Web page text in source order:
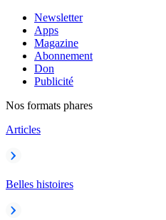
Newsletter
Apps
Magazine
Abonnement
Don
Publicité
Nos formats phares
Articles
Belles histoires